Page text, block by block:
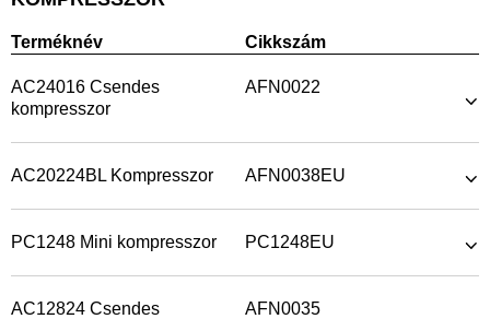
Terméknév Cikkszám
AC24016 Csendes
kompresszor
AFN0022
AC20224BL Kompresszor AFN0038EU
PC1248 Mini kompresszor PC1248EU
AC12824 Csendes
AFN0035